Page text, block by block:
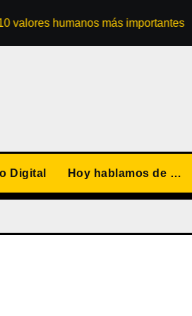
humanos más importantes
Digital Hoy hablamos de …